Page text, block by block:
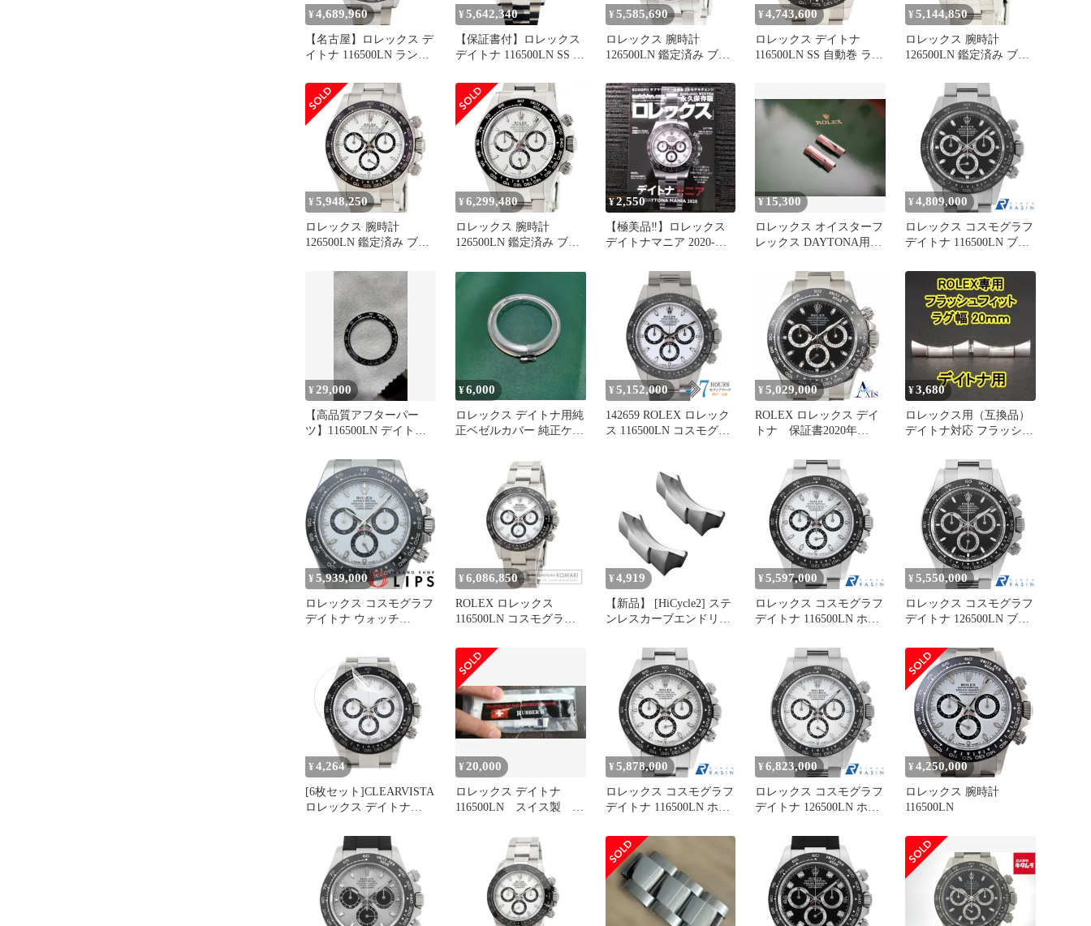
¥ 4,689,960
【名古屋】ロレックス デ
イトナ 116500LN ランダ
メンズ 保証書付き 2021
年
¥ 5,642,340
【保証書付】ロレックス
デイトナ 116500LN SS ラ
巻き メンズ
40802191480【中古】
【アラモード】
¥ 5,585,690
ロレックス 腕時計
126500LN 鑑定済み ブラ
¥ 4,743,600
ロレックス デイトナ
116500LN SS 自動巻 ラン
¥ 5,144,850
ロレックス 腕時計
126500LN 鑑定済み ブラ
¥ 5,948,250
ロレックス 腕時計
126500LN 鑑定済み ブラ
¥ 6,299,480
ロレックス 腕時計
126500LN 鑑定済み ブラ
¥2,550
【極美品‼️】ロレックス
デイトナマニア 2020-
¥ 15,300
ロレックス オイスターフ
レックス DAYTONA用
¥ 4,809,000
ロレックス コスモグラフ
デイトナ 116500LN ブラ
ンズ
¥29,000
【高品質アフターパー
ツ】116500LN デイトナ
社外品
¥6,000
ロレックス デイトナ用純
正ベゼルカバー 純正ケー
¥ 5,152,000
142659 ROLEX ロレック
ス 116500LN コスモグラ
動巻き 当店オリジナルボ
¥ 5,029,000
ROLEX ロレックス デイ
トナ 保証書2020年
¥3,680
ロレックス用（互換品）
デイトナ対応 フラッシュ
¥ 5,939,000
ロレックス コスモグラフ
デイトナ ウォッチ
¥ 6,086,850
ROLEX ロレックス
116500LN コスモグラフ
ンズ [中古]
¥ 4,919
【新品】 [HiCycle2] ステ
ンレスカーブエンドリン
と互換性 Rolex Daytona
GMT II Sub Explorer バン
ドと互換性 ラバーレザー
ベルト シームレス接続
(シルバー, 20mm) 1
¥ 5,597,000
ロレックス コスモグラフ
デイトナ 116500LN ホワ
¥ 5,550,000
ロレックス コスモグラフ
デイトナ 126500LN ブラ
ンズ
¥ 4,264
[6枚セット]CLEARVISTA
ロレックス デイトナ
10H 衝撃吸収 ブルーライ
トカット 抗菌 クリア] オ
ールインハイスペックフ
ィルム 保護フィルム 日
本製 互換品
¥20,000
ロレックス デイトナ
116500LN スイス製 高
¥ 5,878,000
ロレックス コスモグラフ
デイトナ 116500LN ホワ
ンズ
¥ 6,823,000
ロレックス コスモグラフ
デイトナ 126500LN ホワ
¥ 4,250,000
ロレックス 腕時計
116500LN